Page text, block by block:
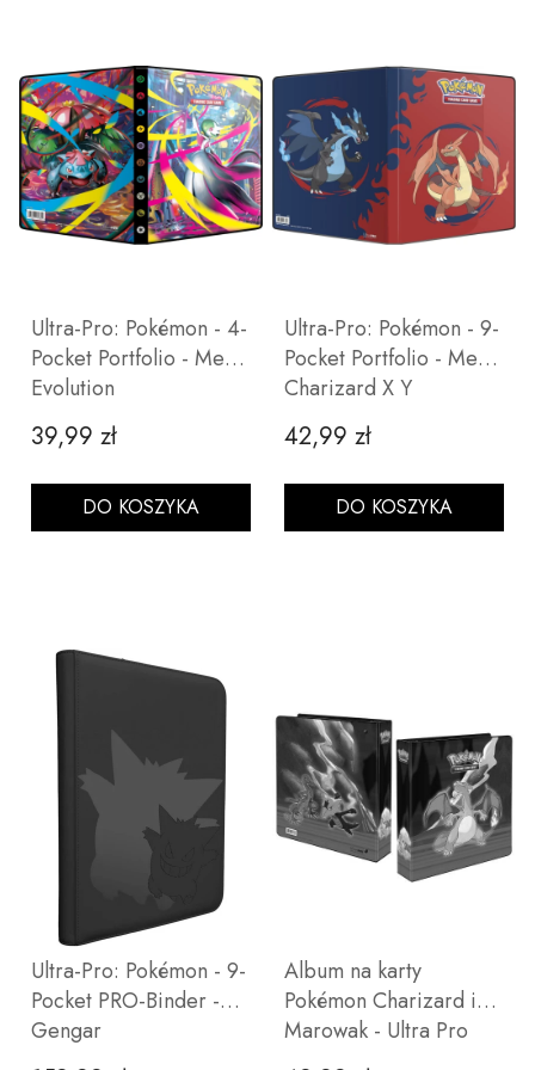
Ultra-Pro: Pokémon - 4-
Pocket Portfolio - Mega
Evolution
Cena
39,99 zł
DO KOSZYKA
Ultra-Pro: Pokémon - 9-
Pocket Portfolio - Mega
Charizard X Y
Cena
42,99 zł
DO KOSZYKA
Ultra-Pro: Pokémon - 9-
Pocket PRO-Binder -
Gengar
Album na karty
Pokémon Charizard i
Marowak - Ultra Pro